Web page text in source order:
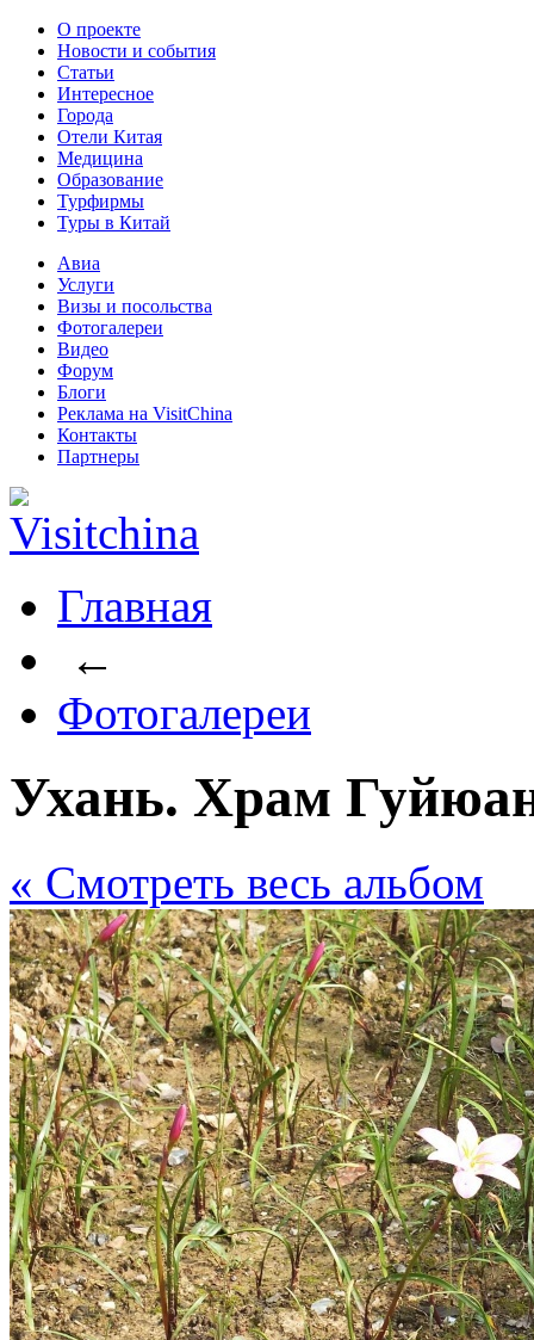
О проекте
Новости и события
Статьи
Интересное
Города
Отели Китая
Медицина
Образование
Турфирмы
Туры в Китай
Авиа
Услуги
Визы и посольства
Фотогалереи
Видео
Форум
Блоги
Реклама на VisitChina
Контакты
Партнеры
Главная
←
Фотогалереи
Ухань. Храм
« Cмотреть весь альбом